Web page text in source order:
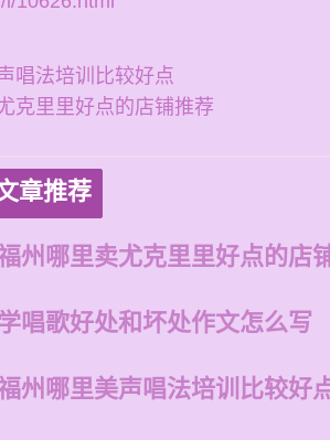
唱法培训比较好点
克里里好点的店铺推荐
章推荐
州哪里卖尤克里里好点的店
唱歌好处和坏处作文怎么写
州哪里美声唱法培训比较好